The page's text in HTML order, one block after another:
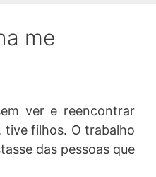
me
ver e reencontrar
tive filhos. O trabalho
das pessoas que